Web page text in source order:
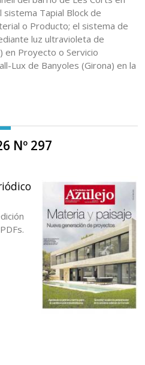
sistema Tapial Block de
o Producto; el sistema de
luz ultravioleta de
en Proyecto o Servicio
Lux de Banyoles (Girona) en la
Nº 297